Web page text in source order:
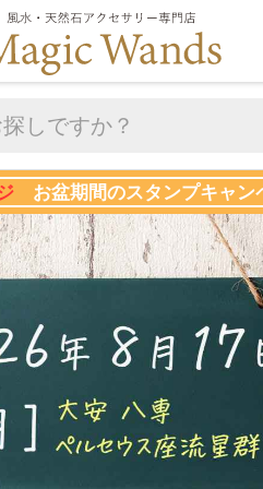
お盆期間のスタンプキャン